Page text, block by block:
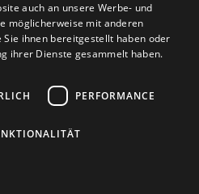
Retoure
auch an unsere Werbe- und
möglicherweise mit anderen
ihnen bereitgestellt haben oder
ihrer Dienste gesammelt haben.
PERFORMANCE